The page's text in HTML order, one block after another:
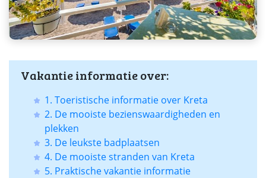
Vakantie informatie over:
1. Toeristische informatie over Kreta
2. De mooiste bezienswaardigheden en
plekken
3. De leukste badplaatsen
4. De mooiste stranden van Kreta
5. Praktische vakantie informatie